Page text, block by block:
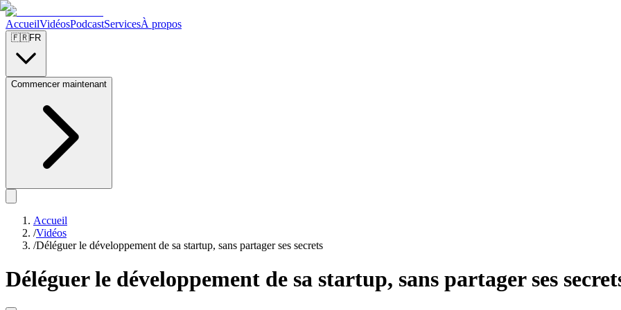
AccueilVidéosPodcastServicesÀ propos
🇫🇷FR
Commencer maintenant
Accueil
/Vidéos
/Déléguer le développement de sa startup, sans partager ses secrets
Déléguer le développement de sa startup, sans partager ses